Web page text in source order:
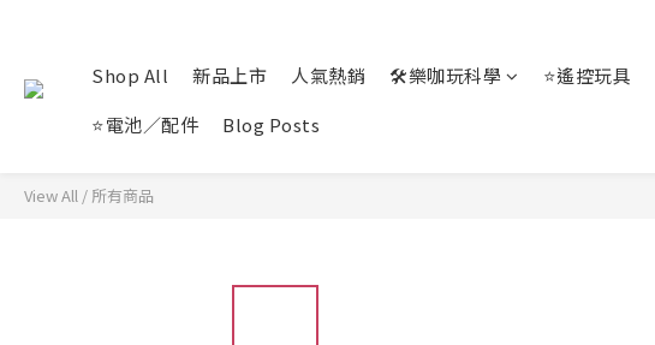
Shop All 新品上市 人氣熱銷 🛠️樂咖玩科學 ⭐遙控玩具
⭐電池／配件
Blog Posts
View All / 所有商品